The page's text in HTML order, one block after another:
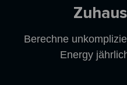
Berechne
Energy